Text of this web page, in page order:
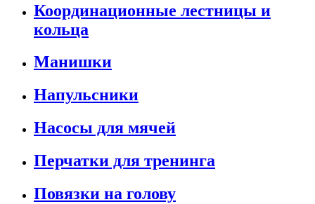
Координационные лестницы и
кольца
Манишки
Напульсники
Насосы для мячей
Перчатки для тренинга
Повязки на голову